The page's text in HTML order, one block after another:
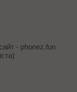
- phonez.fun